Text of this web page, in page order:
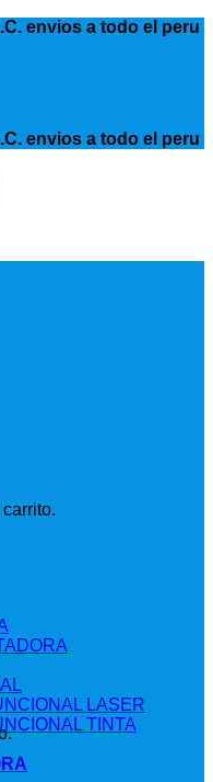
envios a todo el peru
envios a todo el peru
LASER
TINTA